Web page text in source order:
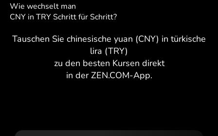
Wie wechselt man
CNY in TRY Schritt für Schritt?
Tauschen Sie chinesische yuan (CNY) in türkische
lira (TRY)
zu den besten Kursen direkt
in der ZEN.COM-App.